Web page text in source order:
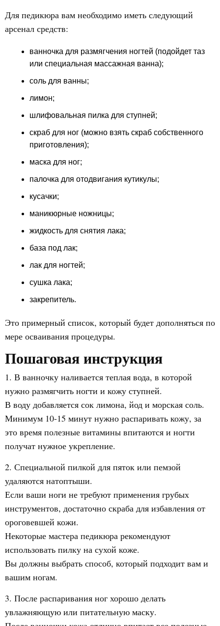
Для педикюра вам необходимо иметь следующий
арсенал средств:
ванночка для размягчения ногтей (подойдет таз
или специальная массажная ванна);
соль для ванны;
лимон;
шлифовальная пилка для ступней;
скраб для ног (можно взять скраб собственного
приготовления);
маска для ног;
палочка для отодвигания кутикулы;
кусачки;
маникюрные ножницы;
жидкость для снятия лака;
база под лак;
лак для ногтей;
сушка лака;
закрепитель.
Это примерный список, который будет дополняться по
мере осваивания процедуры.
Пошаговая инструкция
1. В ванночку наливается теплая вода, в которой
нужно размягчить ногти и кожу ступней.
В воду добавляется сок лимона, йод и морская соль.
Минимум 10-15 минут нужно распаривать кожу, за
это время полезные витамины впитаются и ногти
получат нужное укрепление.
2. Специальной пилкой для пяток или пемзой
удаляются натоптыши.
Если ваши ноги не требуют применения грубых
инструментов, достаточно скраба для избавления от
ороговевшей кожи.
Некоторые мастера педикюра рекомендуют
использовать пилку на сухой коже.
Вы должны выбрать способ, который подходит вам и
вашим ногам.
3. После распаривания ног хорошо делать
увлажняющую или питательную маску.